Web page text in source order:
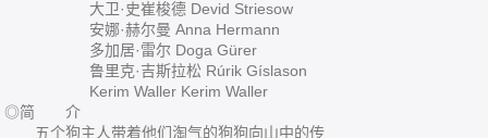
大卫·史崔梭德 Devid Striesow
安娜·赫尔曼 Anna Hermann
多加居·雷尔 Doga Gürer
鲁里克·吉斯拉松 Rúrik Gíslason
Kerim Waller Kerim Waller
◎简 介
五个狗主人带着他们淘气的狗狗向山中的传